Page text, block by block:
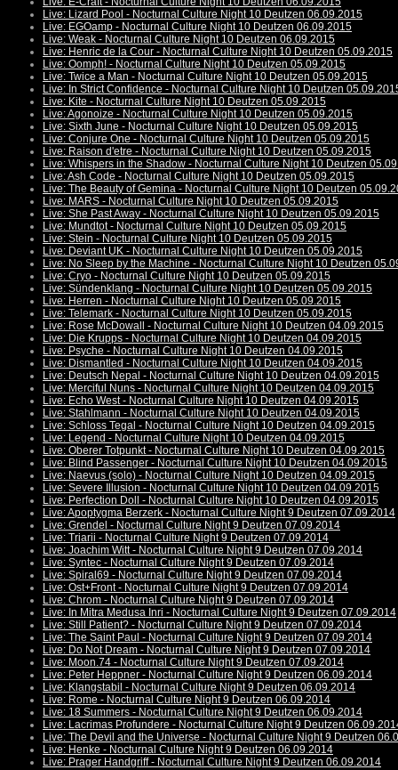
Live: Lizard Pool - Nocturnal Culture Night 10 Deutzen 06.09.2015
Live: EGOamp - Nocturnal Culture Night 10 Deutzen 06.09.2015
Live: Weak - Nocturnal Culture Night 10 Deutzen 06.09.2015
Live: Henric de la Cour - Nocturnal Culture Night 10 Deutzen 05.09.2015
Live: Oomph! - Nocturnal Culture Night 10 Deutzen 05.09.2015
Live: Twice a Man - Nocturnal Culture Night 10 Deutzen 05.09.2015
Live: In Strict Confidence - Nocturnal Culture Night 10 Deutzen
Live: Kite - Nocturnal Culture Night 10 Deutzen 05.09.2015
Live: Agonoize - Nocturnal Culture Night 10 Deutzen 05.09.2015
Live: Sixth June - Nocturnal Culture Night 10 Deutzen 05.09.2015
Live: Conjure One - Nocturnal Culture Night 10 Deutzen 05.09.2015
Live: Raison d'etre - Nocturnal Culture Night 10 Deutzen 05.09.2015
Live: Whispers in the Shadow - Nocturnal Culture Night 10 Deutzen
Live: Ash Code - Nocturnal Culture Night 10 Deutzen 05.09.2015
Live: The Beauty of Gemina - Nocturnal Culture Night 10 Deutzen
Live: MARS - Nocturnal Culture Night 10 Deutzen 05.09.2015
Live: She Past Away - Nocturnal Culture Night 10 Deutzen 05.09.2015
Live: Mundtot - Nocturnal Culture Night 10 Deutzen 05.09.2015
Live: Stein - Nocturnal Culture Night 10 Deutzen 05.09.2015
Live: Deviant UK - Nocturnal Culture Night 10 Deutzen 05.09.2015
Live: No Sleep by the Machine - Nocturnal Culture Night 10 Deutzen
Live: Cryo - Nocturnal Culture Night 10 Deutzen 05.09.2015
Live: Sündenklang - Nocturnal Culture Night 10 Deutzen 05.09.2015
Live: Herren - Nocturnal Culture Night 10 Deutzen 05.09.2015
Live: Telemark - Nocturnal Culture Night 10 Deutzen 05.09.2015
Live: Rose McDowall - Nocturnal Culture Night 10 Deutzen 04.09.2015
Live: Die Krupps - Nocturnal Culture Night 10 Deutzen 04.09.2015
Live: Psyche - Nocturnal Culture Night 10 Deutzen 04.09.2015
Live: Dismantled - Nocturnal Culture Night 10 Deutzen 04.09.2015
Live: Deutsch Nepal - Nocturnal Culture Night 10 Deutzen 04.09.2015
Live: Merciful Nuns - Nocturnal Culture Night 10 Deutzen 04.09.2015
Live: Echo West - Nocturnal Culture Night 10 Deutzen 04.09.2015
Live: Stahlmann - Nocturnal Culture Night 10 Deutzen 04.09.2015
Live: Schloss Tegal - Nocturnal Culture Night 10 Deutzen 04.09.2015
Live: Legend - Nocturnal Culture Night 10 Deutzen 04.09.2015
Live: Oberer Totpunkt - Nocturnal Culture Night 10 Deutzen 04.09.2015
Live: Blind Passenger - Nocturnal Culture Night 10 Deutzen 04.09.2015
Live: Naevus (solo) - Nocturnal Culture Night 10 Deutzen 04.09.2015
Live: Severe Illusion - Nocturnal Culture Night 10 Deutzen 04.09.2015
Live: Perfection Doll - Nocturnal Culture Night 10 Deutzen 04.09.2015
Live: Apoptygma Berzerk - Nocturnal Culture Night 9 Deutzen 07.09.2014
Live: Grendel - Nocturnal Culture Night 9 Deutzen 07.09.2014
Live: Triarii - Nocturnal Culture Night 9 Deutzen 07.09.2014
Live: Joachim Witt - Nocturnal Culture Night 9 Deutzen 07.09.2014
Live: Syntec - Nocturnal Culture Night 9 Deutzen 07.09.2014
Live: Spiral69 - Nocturnal Culture Night 9 Deutzen 07.09.2014
Live: Ost+Front - Nocturnal Culture Night 9 Deutzen 07.09.2014
Live: Chrom - Nocturnal Culture Night 9 Deutzen 07.09.2014
Live: In Mitra Medusa Inri - Nocturnal Culture Night 9 Deutzen 07.09.2014
Live: Still Patient? - Nocturnal Culture Night 9 Deutzen 07.09.2014
Live: The Saint Paul - Nocturnal Culture Night 9 Deutzen 07.09.2014
Live: Do Not Dream - Nocturnal Culture Night 9 Deutzen 07.09.2014
Live: Moon.74 - Nocturnal Culture Night 9 Deutzen 07.09.2014
Live: Peter Heppner - Nocturnal Culture Night 9 Deutzen 06.09.2014
Live: Klangstabil - Nocturnal Culture Night 9 Deutzen 06.09.2014
Live: Rome - Nocturnal Culture Night 9 Deutzen 06.09.2014
Live: 18 Summers - Nocturnal Culture Night 9 Deutzen 06.09.2014
Live: Lacrimas Profundere - Nocturnal Culture Night 9 Deutzen
Live: The Devil and the Universe - Nocturnal Culture Night 9 Deutzen
Live: Henke - Nocturnal Culture Night 9 Deutzen 06.09.2014
Live: Prager Handgriff - Nocturnal Culture Night 9 Deutzen 06.09.2014